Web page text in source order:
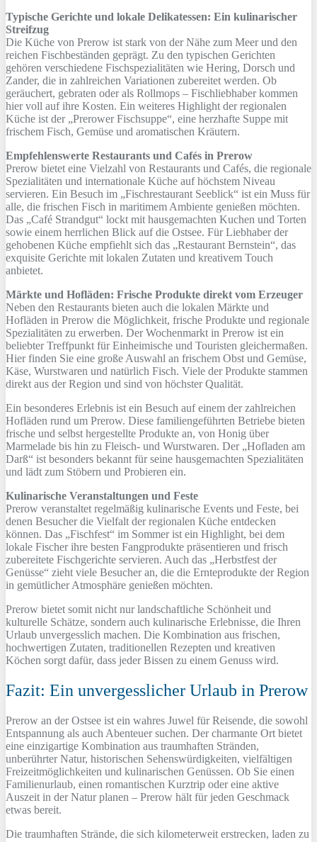
Typische Gerichte und lokale Delikatessen: Ein kulinarischer
Streifzug
Die Küche von Prerow ist stark von der Nähe zum Meer und den
reichen Fischbeständen geprägt. Zu den typischen Gerichten
gehören verschiedene Fischspezialitäten wie Hering, Dorsch und
Zander, die in zahlreichen Variationen zubereitet werden. Ob
geräuchert, gebraten oder als Rollmops – Fischliebhaber kommen
hier voll auf ihre Kosten. Ein weiteres Highlight der regionalen
Küche ist der „Prerower Fischsuppe“, eine herzhafte Suppe mit
frischem Fisch, Gemüse und aromatischen Kräutern.
Empfehlenswerte Restaurants und Cafés in Prerow
Prerow bietet eine Vielzahl von Restaurants und Cafés, die regionale
Spezialitäten und internationale Küche auf höchstem Niveau
servieren. Ein Besuch im „Fischrestaurant Seeblick“ ist ein Muss für
alle, die frischen Fisch in maritimem Ambiente genießen möchten.
Das „Café Strandgut“ lockt mit hausgemachten Kuchen und Torten
sowie einem herrlichen Blick auf die Ostsee. Für Liebhaber der
gehobenen Küche empfiehlt sich das „Restaurant Bernstein“, das
exquisite Gerichte mit lokalen Zutaten und kreativem Touch
anbietet.
Märkte und Hofläden: Frische Produkte direkt vom Erzeuger
Neben den Restaurants bieten auch die lokalen Märkte und
Hofläden in Prerow die Möglichkeit, frische Produkte und regionale
Spezialitäten zu erwerben. Der Wochenmarkt in Prerow ist ein
beliebter Treffpunkt für Einheimische und Touristen gleichermaßen.
Hier finden Sie eine große Auswahl an frischem Obst und Gemüse,
Käse, Wurstwaren und natürlich Fisch. Viele der Produkte stammen
direkt aus der Region und sind von höchster Qualität.
Ein besonderes Erlebnis ist ein Besuch auf einem der zahlreichen
Hofläden rund um Prerow. Diese familiengeführten Betriebe bieten
frische und selbst hergestellte Produkte an, von Honig über
Marmelade bis hin zu Fleisch- und Wurstwaren. Der „Hofladen am
Darß“ ist besonders bekannt für seine hausgemachten Spezialitäten
und lädt zum Stöbern und Probieren ein.
Kulinarische Veranstaltungen und Feste
Prerow veranstaltet regelmäßig kulinarische Events und Feste, bei
denen Besucher die Vielfalt der regionalen Küche entdecken
können. Das „Fischfest“ im Sommer ist ein Highlight, bei dem
lokale Fischer ihre besten Fangprodukte präsentieren und frisch
zubereitete Fischgerichte servieren. Auch das „Herbstfest der
Genüsse“ zieht viele Besucher an, die die Ernteprodukte der Region
in gemütlicher Atmosphäre genießen möchten.
Prerow bietet somit nicht nur landschaftliche Schönheit und
kulturelle Schätze, sondern auch kulinarische Erlebnisse, die Ihren
Urlaub unvergesslich machen. Die Kombination aus frischen,
hochwertigen Zutaten, traditionellen Rezepten und kreativen
Köchen sorgt dafür, dass jeder Bissen zu einem Genuss wird.
Fazit: Ein unvergesslicher Urlaub in Prerow
Prerow an der Ostsee ist ein wahres Juwel für Reisende, die sowohl
Entspannung als auch Abenteuer suchen. Der charmante Ort bietet
eine einzigartige Kombination aus traumhaften Stränden,
unberührter Natur, historischen Sehenswürdigkeiten, vielfältigen
Freizeitmöglichkeiten und kulinarischen Genüssen. Ob Sie einen
Familienurlaub, einen romantischen Kurztrip oder eine aktive
Auszeit in der Natur planen – Prerow hält für jeden Geschmack
etwas bereit.
Die traumhaften Strände, die sich kilometerweit erstrecken, laden zu